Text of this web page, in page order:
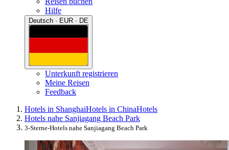
Hilfe
Deutsch · EUR · DE
Unterkunft registrieren
Meine Reisen
Feedback
Hotels in ShanghaiHotels in ChinaHotels
Hotels nahe Sanjiagang Beach Park
3-Sterne-Hotels nahe Sanjiagang Beach Park